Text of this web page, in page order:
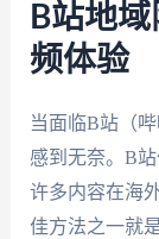
B站地
频体验
当面临B站（
感到无奈。B
许多内容在海
佳方法之一就